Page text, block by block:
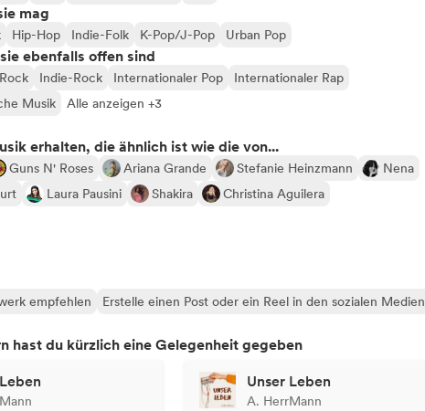
mag
Hip-Hop Indie-Folk K-Pop/J-Pop Urban Pop
ebenfalls offen sind
Indie-Rock Internationaler Pop
Internationaler Rap
Musik
Alle anzeigen +3
erhalten, die ähnlich ist wie die von...
Guns N' Roses Ariana Grande Stefanie Heinzmann
Nena
Laura Pausini Shakira Christina Aguilera
empfehlen Erstelle einen Post oder ein Reel in den sozialen Medien
hast du kürzlich eine Gelegenheit gegeben
Unser Leben
A. HerrMann